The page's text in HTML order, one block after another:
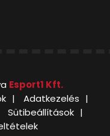
Esport1 Kft.
Adatkezelés
Sütibeállítások